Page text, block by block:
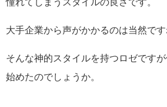
大手企業から声がかかるのは当然です
そんな神的スタイルを持つロゼです
始めたのでしょうか。